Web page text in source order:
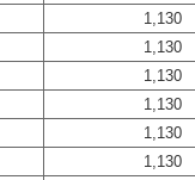
1,130
1,130
1,130
1,130
1,130
1,130